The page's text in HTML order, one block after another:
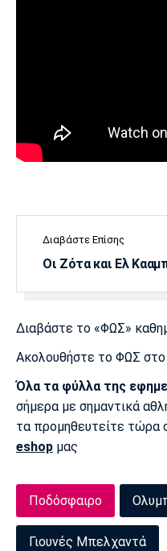
Διαβάστε Επίσης
Οι Ζότα και Ελ
Διαβάστε το «ΦΩΣ»
Ακολουθήστε το ΦΩΣ στο
Όλα τα φύλλα της
σήμερα με σημαντικά
τα προμηθευτείτε τώρα
eshop μας
Ποδόσφαιρο
Γιουνές Μπελχαντά